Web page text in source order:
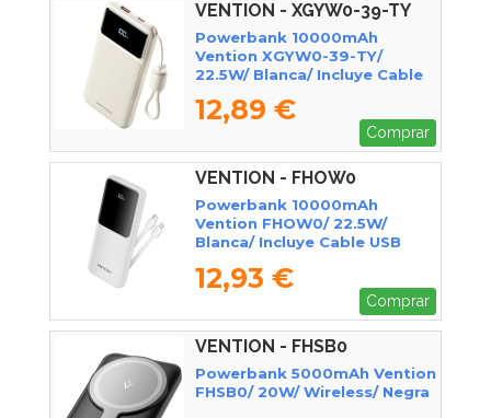
VENTION - XGYW0-39-TY
Powerbank 10000mAh
Vention XGYW0-39-TY/
22.5W/ Blanca/ Incluye Cable
12,89 €
Comprar
VENTION - FHOW0
Powerbank 10000mAh
Vention FHOW0/ 22.5W/
Blanca/ Incluye Cable USB
12,93 €
Comprar
VENTION - FHSB0
Powerbank 5000mAh Vention
FHSB0/ 20W/ Wireless/ Negra